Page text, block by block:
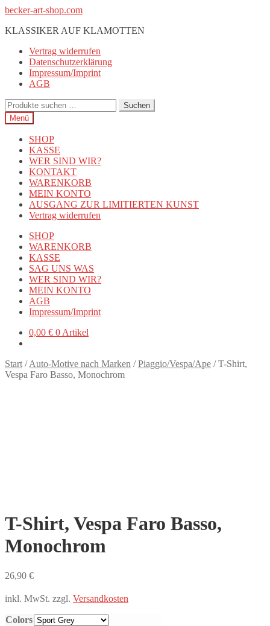
Zur
springen
Zum
springen
becker-art-shop.com
KLASSIKER AUF KLAMOTTEN
Vertrag widerrufen
Datenschutzerklärung
Impressum/Imprint
AGB
Suchen
nach:
Suchen
Menü
SHOP
KASSE
WER SIND WIR?
KONTAKT
WARENKORB
MEIN KONTO
AUSGANG ZUR LIMITIERTEN KUNST
Vertrag widerrufen
SHOP
WARENKORB
KASSE
SAG UNS WAS
WER SIND WIR?
MEIN KONTO
AGB
Impressum/Imprint
0,00 € 0 Artikel
Start /Auto-Motive nach Marken /Piaggio/Vespa/Ape /T-Shirt,
Vespa Faro Basso, Monochrom
T-Shirt, Vespa Faro Basso,
Monochrom
26,90 €
inkl. MwSt. zzgl. Versandkosten
Colors